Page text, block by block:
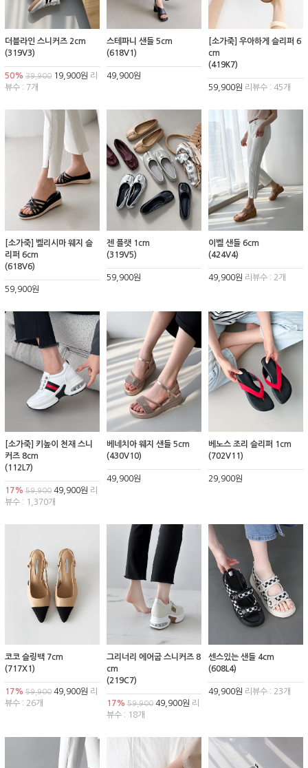
더블라인 스니커즈 2cm
(319V3)
50% 39,900 19,900원 리
뷰수 : 7개
스테파니 샌들 5cm
(618V1)
49,900원
[소가죽] 우아하게 슬리퍼 6
cm
(419K7)
59,900원 리뷰수 : 45개
[소가죽] 벨리시마 웨지 슬
리퍼 6cm
(618V6)
59,900원
젠 플랫 1cm
(319V5)
59,900원
이벨 샌들 6cm
(424V4)
49,900원 리뷰수 : 2개
[소가죽] 키높이 천재 스니
커즈 8cm
(112L7)
17% 59,900 49,900원 리
뷰수 : 1,370개
베네치아 웨지 샌들 5cm
(430V10)
49,900원
베노스 조리 슬리퍼 1cm
(702V11)
29,900원
코코 슬링백 7cm
(717X1)
17% 59,900 49,900원 리
뷰수 : 26개
그리너리 에어굽 스니커즈 8
cm
(219C7)
17% 59,90049,900원 리
뷰수 : 18개
센스있는 샌들 4cm
(608L4)
49,900원 리뷰수 : 23개